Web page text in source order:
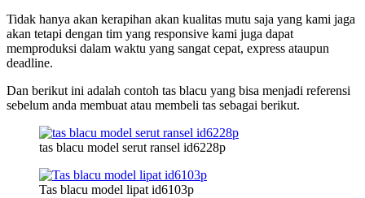
Tidak hanya akan kerapihan akan kualitas mutu saja yang kami jaga
akan tetapi dengan tim yang responsive kami juga dapat
memproduksi dalam waktu yang sangat cepat, express ataupun
deadline.
Dan berikut ini adalah contoh tas blacu yang bisa menjadi referensi
sebelum anda membuat atau membeli tas sebagai berikut.
tas blacu model serut ransel id6228p
Tas blacu model lipat id6103p